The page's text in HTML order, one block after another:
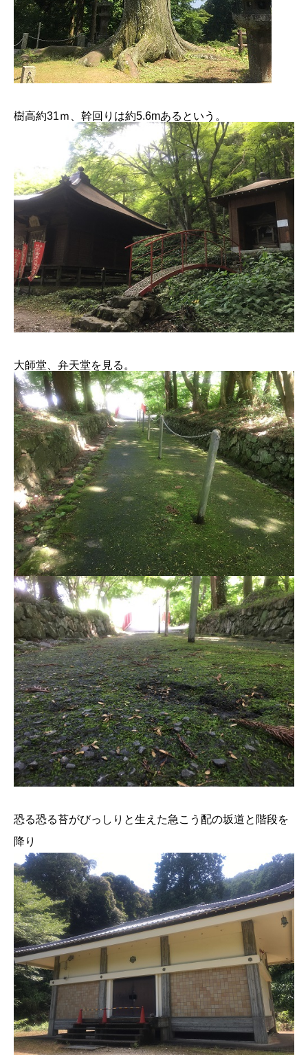
樹高約31ｍ、幹回りは約5.6mあるという。
大師堂、弁天堂を見る。
恐る恐る苔がびっしりと生えた急こう配の坂道と階段を
降り